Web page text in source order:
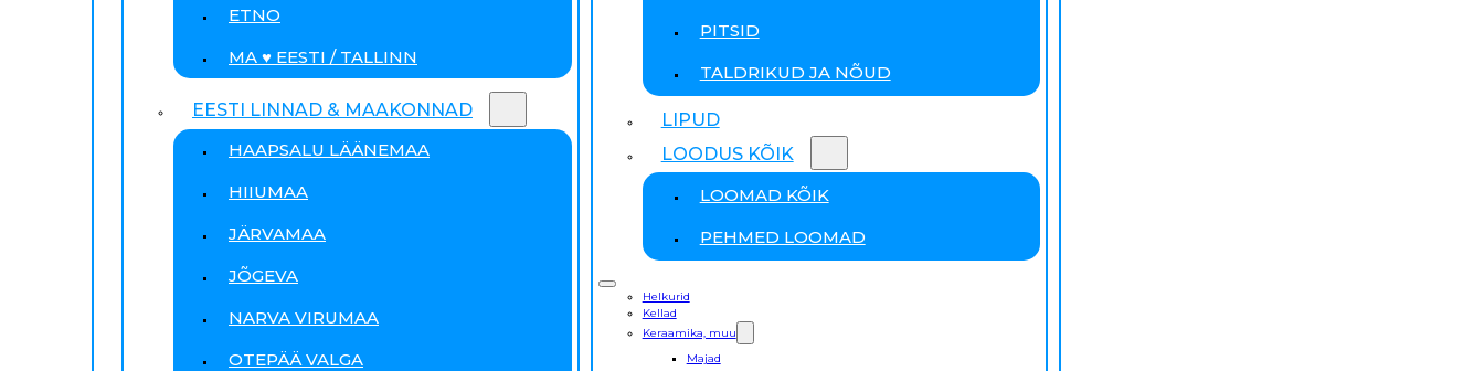
ETNO
MA ♥ EESTI / TALLINN
EESTI LINNAD & MAAKONNAD
HAAPSALU LÄÄNEMAA
HIIUMAA
JÄRVAMAA
JÕGEVA
NARVA VIRUMAA
OTEPÄÄ VALGA
PITSID
TALDRIKUD JA NÕUD
LIPUD
LOODUS KÕIK
LOOMAD KÕIK
PEHMED LOOMAD
Helkurid
Kellad
Keraamika, muu
Majad